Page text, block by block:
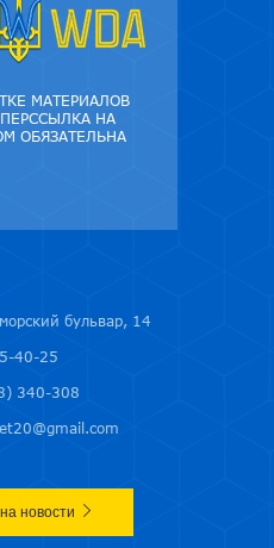
МАТЕРИАЛОВ
НА
ОБЯЗАТЕЛЬНА
бульвар, 14
40-25
340-308
новости